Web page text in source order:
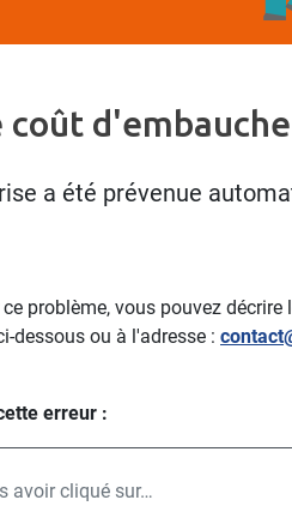
coût